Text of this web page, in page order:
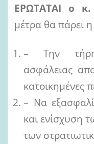
ΕΡΩΤΑΤΑΙ ο κ.
μέτρα θα πάρει
– Την
ασφάλειας
κατοικημένες
– Να
και ενίσχυση
των